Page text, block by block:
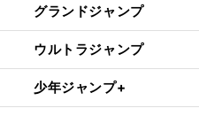
グランドジャンプ
ウルトラジャンプ
少年ジャンプ+